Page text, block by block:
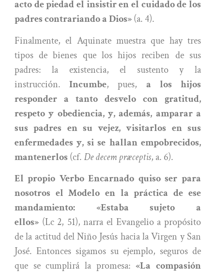
acto de piedad el insistir en el cuidado de los
padres contrariando a Dios»(a. 4).
Finalmente, el Aquinate muestra que hay tres
tipos de bienes que los hijos reciben de sus
padres: la existencia, el sustento y la
instrucción.Incumbe, pues, a los hijos
responder a tanto desvelo con gratitud,
respeto y obediencia, y, además, amparar a
sus padres en su vejez, visitarlos en sus
enfermedades y, si se hallan empobrecidos,
mantenerlos (cf.De decem præceptis, a. 6).
El propio Verbo Encarnado quiso ser para
nosotros el Modelo en la práctica de ese
mandamiento: «Estaba sujeto a
ellos» (Lc 2, 51), narra el Evangelio a propósito
de la actitud del Niño Jesús hacia la Virgen y San
José. Entonces sigamos su ejemplo, seguros de
que se cumplirá la promesa:«La compasión